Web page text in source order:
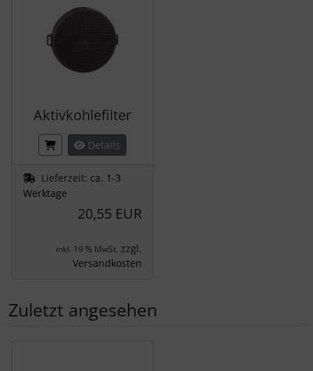
Aktivkohlefilter
Details
Lieferzeit: ca. 1-3
Werktage
20,55 EUR
inkl. 19 % MwSt. zzgl.
Versandkosten
Zuletzt angesehen